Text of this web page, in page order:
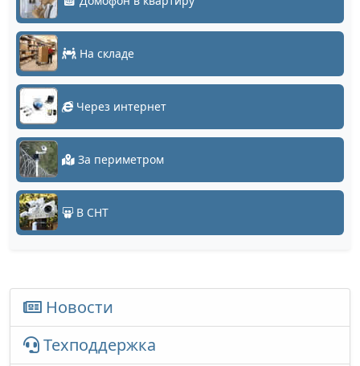
На складе
Через интернет
За периметром
В СНТ
Новости
Техподдержка